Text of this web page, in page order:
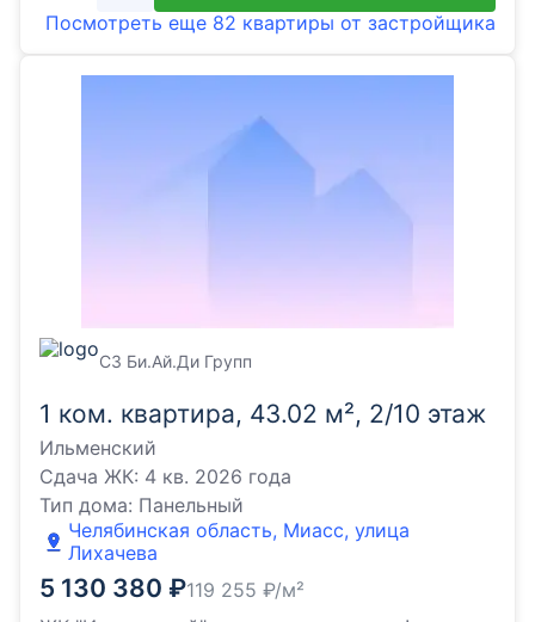
Посмотреть еще 82 квартиры от застройщика
1 ком. квартира, 43.02 м², 2/10 этаж
Ильменский
Сдача ЖК: 4 кв. 2026 года
Тип дома: Панельный
Челябинская область, Миасс, улица
Лихачева
5 130 380 ₽119 255 ₽/м²
СЗ Би.Ай.Ди Групп